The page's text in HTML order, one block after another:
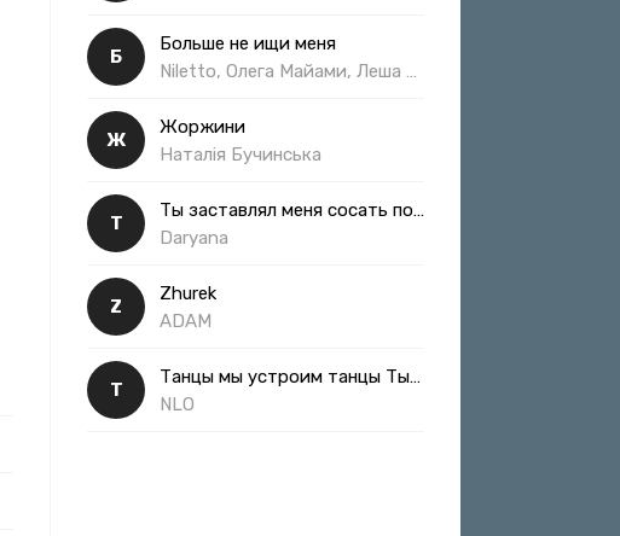
Б
Больше не ищи меня
Ж
Жоржини
Наталія Бучинська
Т
Ты заставлял меня сосать полная
Daryana
Z
Zhurek
ADAM
Т
Танцы мы устроим танцы Ты такая классная
NLO